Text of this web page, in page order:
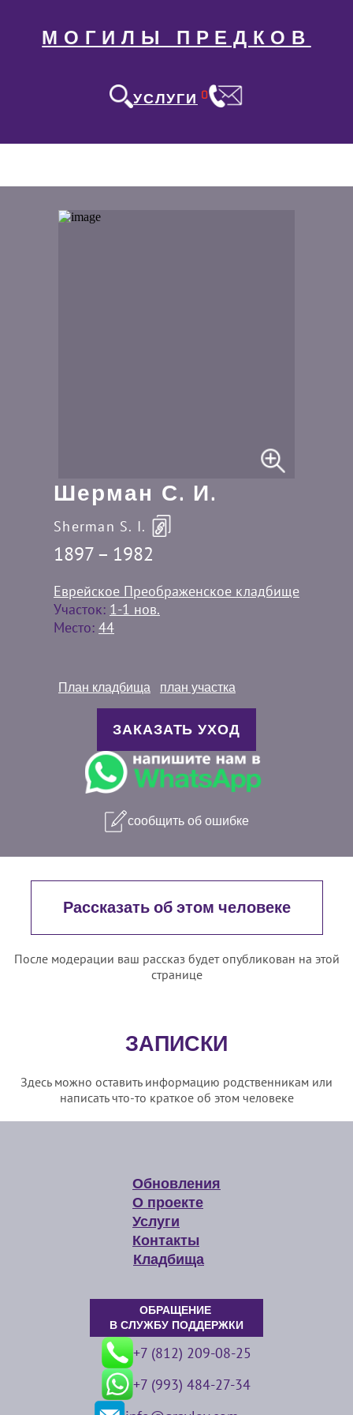
МОГИЛЫ ПРЕДКОВ
УСЛУГИ 0
Шерман С. И.
Sherman S. I.
1897 – 1982
Еврейское Преображенское кладбище
Участок: 1-1 нов.
Место: 44
План кладбища план участка
ЗАКАЗАТЬ УХОД
сообщить об ошибке
Рассказать об этом человеке
После модерации ваш рассказ будет опубликован на этой
странице
ЗАПИСКИ
Здесь можно оставить информацию родственникам или
написать что-то краткое об этом человеке
Обновления
О проекте
Услуги
Контакты
Кладбища
ОБРАЩЕНИЕ
В СЛУЖБУ ПОДДЕРЖКИ
+7 (812) 209-08-25
+7 (993) 484-27-34